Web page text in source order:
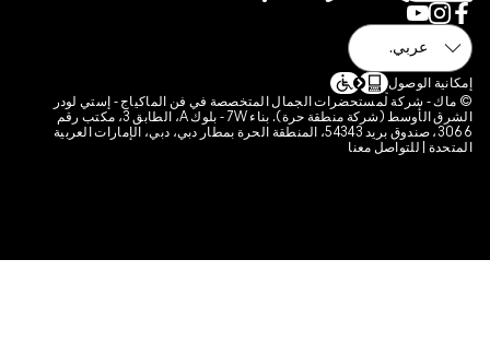
تعريف الارتباط الخاصة بالموقع
لمستحضرات الجمال المتخصصة في فن الماكياج - إستي لودر
الشرق الأوسط (شركة منطقة حرة). بناء 7W - بلوك A، الطابق 3، مكتب رقم
3066، صندوق بريد 54343، المنطقة الحرة بمطار دبي، دبي، الإمارات العربية
للتواصل معنا